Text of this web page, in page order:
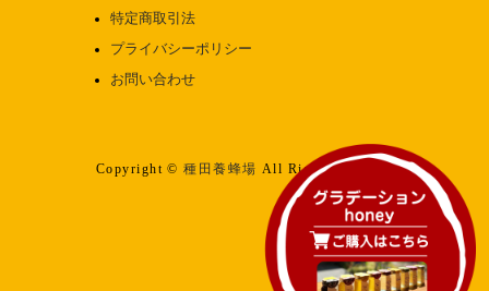
特定商取引法
プライバシーポリシー
お問い合わせ
Copyright ©種田養蜂場 All Rights reserved.